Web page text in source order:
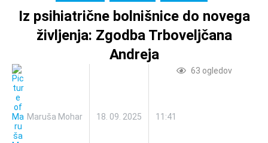
Iz psihiatrične bolnišnice do novega
življenja: Zgodba Trboveljčana
Andreja
Maruša Mohar 18. 09. 2025 11:41
63 ogledov